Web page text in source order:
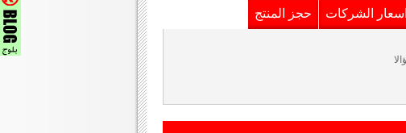
اسعار الشركات حجز المنتج